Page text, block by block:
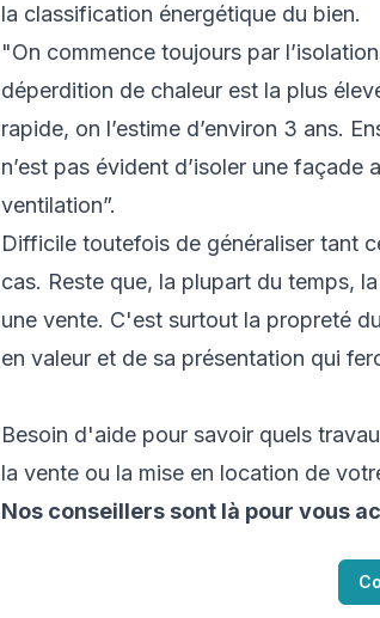
la classification énergétique du bien.
"On commence toujours par
déperdition de chaleur est la plus
rapide, on l’estime d’environ 3 ans.
n’est pas évident d’isoler une
ventilation”.
Difficile toutefois de généraliser tant
cas. Reste que, la plupart du temps,
une vente. C'est surtout la propreté
en valeur et de sa présentation qui
Besoin d'aide pour savoir quels
la vente ou la mise en location de
Nos conseillers sont là pour vous